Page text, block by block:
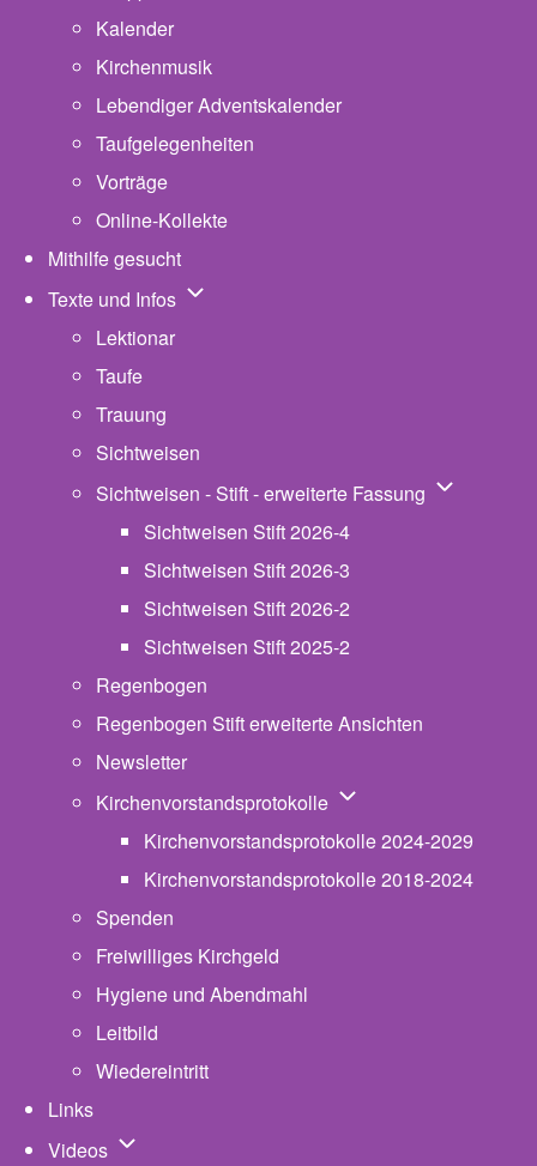
Kalender
Kirchenmusik
Lebendiger Adventskalender
Taufgelegenheiten
Vorträge
Online-Kollekte
Mithilfe gesucht
Texte und Infos Unternavigation von Texte und Infos
Lektionar
Taufe
Trauung
Sichtweisen
Sichtweisen - Stift - erweiterte Fassung
Sichtweisen Stift 2026-4
Sichtweisen Stift 2026-3
Sichtweisen Stift 2026-2
Sichtweisen Stift 2025-2
Regenbogen
Regenbogen Stift erweiterte Ansichten
Newsletter
Kirchenvorstandsprotokolle Unternavigation von
Kirchenvorstandsprotokolle 2024-2029
Kirchenvorstandsprotokolle 2018-2024
Spenden
Freiwilliges Kirchgeld
Hygiene und Abendmahl
Leitbild
Wiedereintritt
Links
Videos Unternavigation von Videos